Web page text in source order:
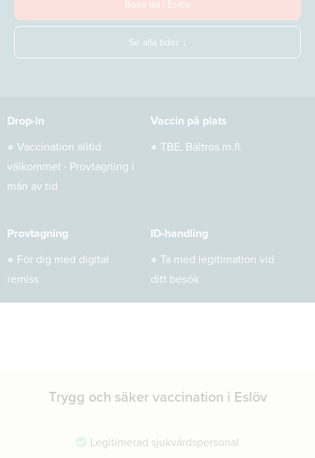
Boka tid i Eslöv
Se alla tider ↓
Drop-in
● Vaccination alltid
välkommet · Provtagning i
mån av tid
Vaccin på plats
● TBE, Bältros m.fl.
Provtagning
● För dig med digital
remiss
ID-handling
● Ta med legitimation vid
ditt besök
Trygg och säker vaccination i Eslöv
Legitimerad sjukvårdspersonal